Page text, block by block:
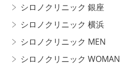
シロノクリニック 銀座
シロノクリニック 横浜
シロノクリニック MEN
シロノクリニック WOMAN